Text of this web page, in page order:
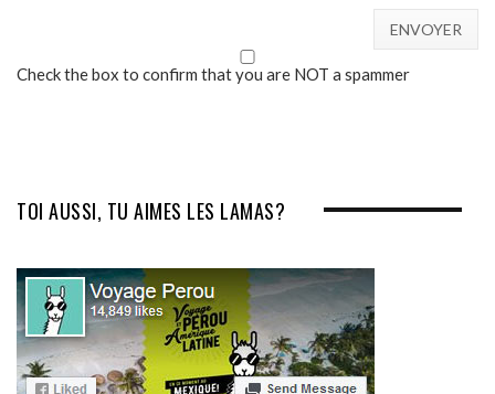
Check the box to confirm that you are NOT a spammer
TOI AUSSI, TU AIMES LES LAMAS?